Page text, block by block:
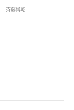
斉藤博昭